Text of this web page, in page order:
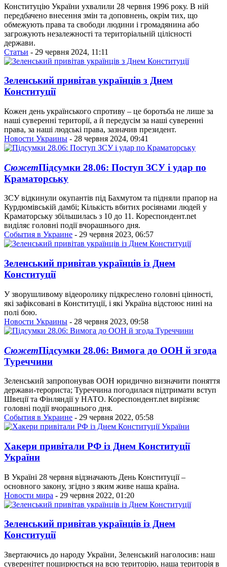
Конституцію України ухвалили 28 червня 1996 року. В ній
передбачено внесення змін та доповнень, окрім тих, що
обмежують права та свободи людини і громадянина або
загрожують незалежності та територіальній цілісності
держави.
Статьи - 29 червня 2024, 11:11
Зеленський привітав українців з Днем
Конституції
Кожен день українського спротиву – це боротьба не лише за
наші суверенні території, а й передусім за наші суверенні
права, за наші людські права, зазначив президент.
Новости Украины - 28 червня 2024, 09:41
СюжетПідсумки 28.06: Поступ ЗСУ і удар по
Краматорську
ЗСУ відкинули окупантів під Бахмутом та підняли прапор на
Курдюмівській дамбі; Кількість вбитих росіянами людей у
Краматорську збільшилась з 10 до 11. Кореспондент.net
виділяє головні події вчорашнього дня.
События в Украине - 29 червня 2023, 06:57
Зеленський привітав українців із Днем
Конституції
У зворушливому відеоролику підкреслено головні цінності,
які зафіксовані в Конституції, і які Україна відстоює нині на
полі бою.
Новости Украины - 28 червня 2023, 09:58
СюжетПідсумки 28.06: Вимога до ООН й згода
Туреччини
Зеленський запропонував ООН юридично визначити поняття
держави-терориста; Туреччина погодилася підтримати вступ
Швеції та Фінляндії у НАТО. Кореспондент.net вирізняє
головні події вчорашнього дня.
События в Украине - 29 червня 2022, 05:58
Хакери привітали РФ із Днем Конституції
України
В Україні 28 червня відзначають День Конституції –
основного закону, згідно з яким живе наша країна.
Новости мира - 29 червня 2022, 01:20
Зеленський привітав українців із Днем
Конституції
Звертаючись до народу України, Зеленський наголосив: наш
суверенітет поширюється на всю територію, наша територія в